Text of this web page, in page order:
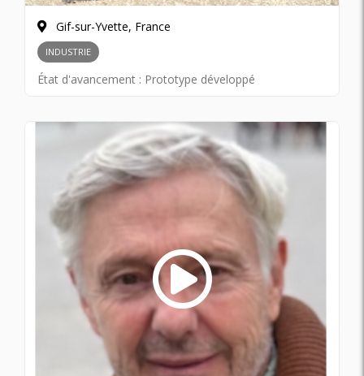
Gif-sur-Yvette, France
INDUSTRIE
État d'avancement : Prototype développé